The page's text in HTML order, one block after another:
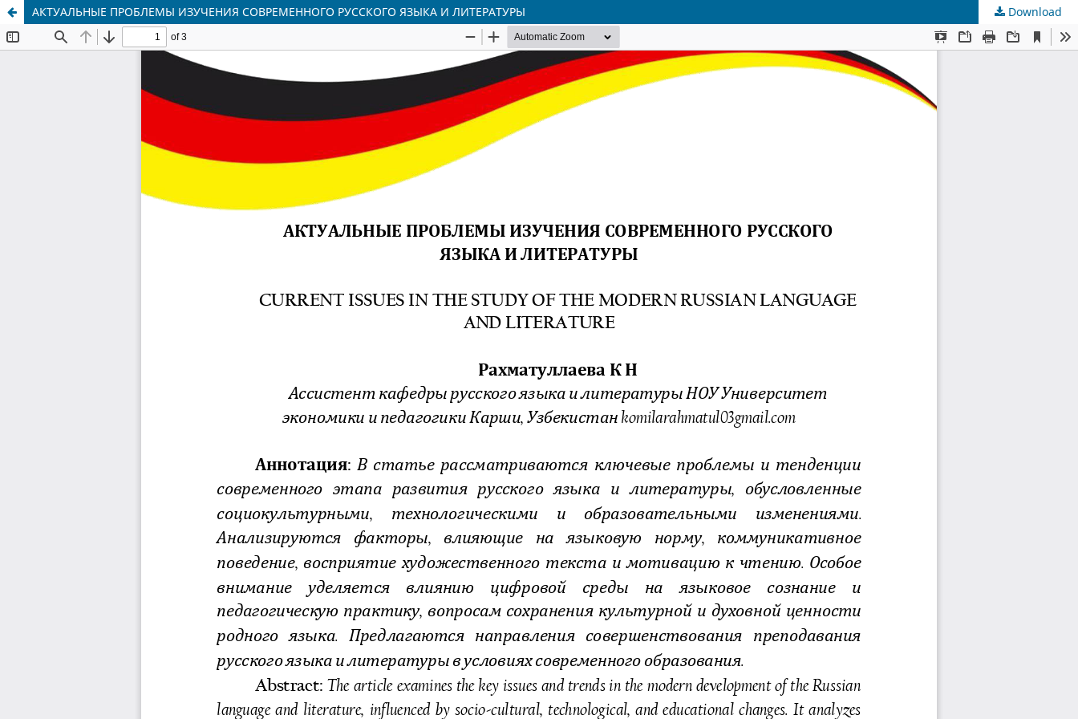
АКТУАЛЬНЫЕ ПРОБЛЕМЫ ИЗУЧЕНИЯ СОВРЕМЕННОГО РУССКОГО ЯЗЫКА И ЛИТЕРАТУРЫ Download